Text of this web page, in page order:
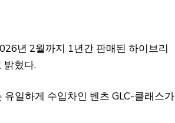
년 2월까지 1년간 판매된 하이브리
밝혔다.
일하게 수입차인 벤츠 GLC-클래스가